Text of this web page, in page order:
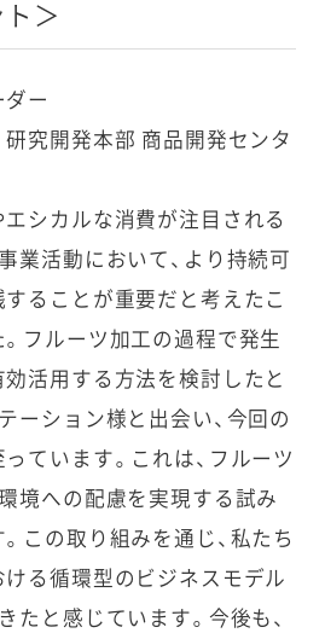
＞
ー
究開発本部 商品開発センタ
シカルな消費が注目される
業活動において、より持続可
ることが重要だと考えたこ
フルーツ加工の過程で発生
活用する方法を検討したと
ーション様と出会い、今回の
ています。これは、フルーツ
境への配慮を実現する試み
この取り組みを通じ、私たち
る循環型のビジネスモデル
たと感じています。今後も、